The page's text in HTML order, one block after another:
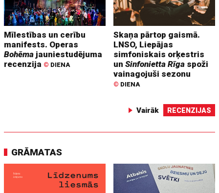
Mīlestības un cerību
manifests. Operas
Bohēma jauniestudējuma
recenzija © DIENA
Skaņa pārtop gaismā.
LNSO, Liepājas
simfoniskais orķestris
unSinfonietta Rīga spoži
vainagojuši sezonu
© DIENA
Vairāk RECENZIJAS
GRĀMATAS